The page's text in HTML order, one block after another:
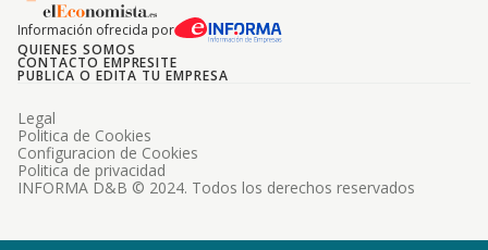
Información ofrecida por
QUIENES SOMOS
CONTACTO EMPRESITE
PUBLICA O EDITA TU EMPRESA
INFORMA D&B © 2024. Todos los derechos reservados
Legal
Politica de Cookies
Configuracion de Cookies
Politica de privacidad